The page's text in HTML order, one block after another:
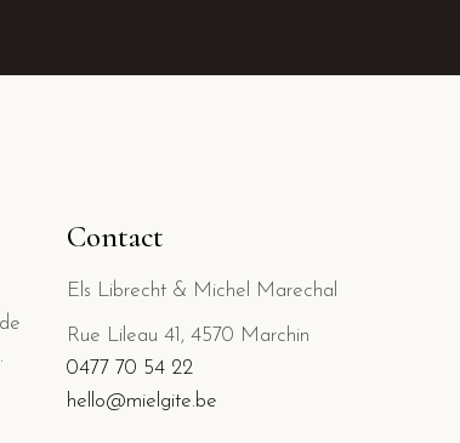
Contact
Els Librecht & Michel Marechal
Rue Lileau 41, 4570 Marchin
0477 70 54 22
hello@mielgite.be